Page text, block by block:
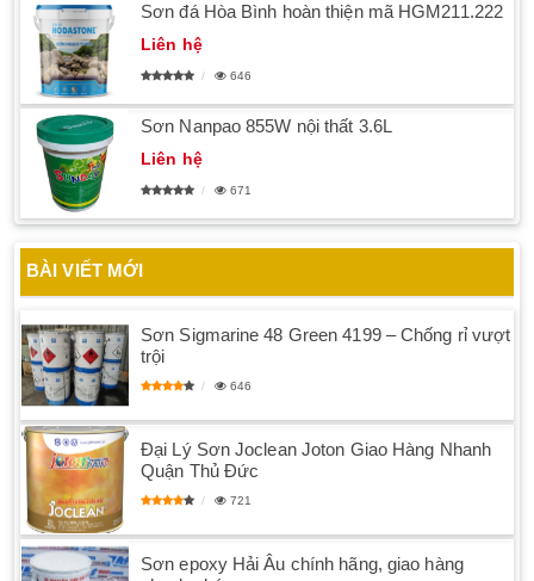
Sơn đá Hòa Bình hoàn thiện mã HGM211.222
Liên hệ
646
Sơn Nanpao 855W nội thất 3.6L
Liên hệ
671
BÀI VIẾT MỚI
Sơn Sigmarine 48 Green 4199 – Chống rỉ vượt
trội
646
Đại Lý Sơn Joclean Joton Giao Hàng Nhanh
Quận Thủ Đức
721
Sơn epoxy Hải Âu chính hãng, giao hàng